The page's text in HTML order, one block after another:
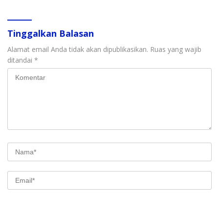
Tinggalkan Balasan
Alamat email Anda tidak akan dipublikasikan. Ruas yang wajib
ditandai *